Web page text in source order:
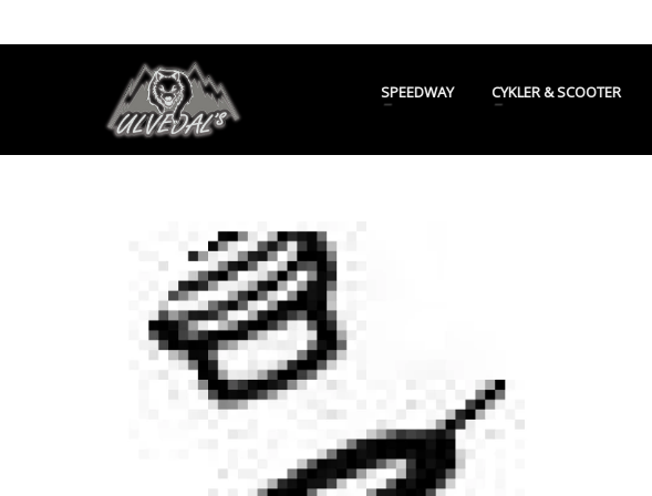
SPEEDWAY CYKLER & SCOOTER